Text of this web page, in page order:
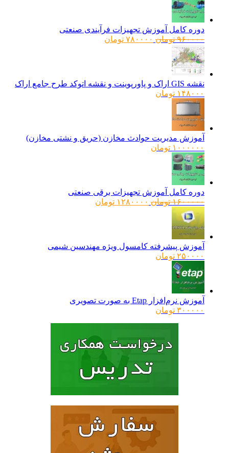
دوره کامل آموزش تجهیزات فرآیندی صنعتی
۹۶۰۰۰۰ تومانقیمت
۷۸۰۰۰۰ تومانقیمت
نقشه GIS اراک و پاورپوینت و نقشه اتوکد طرح جامع اراک
۱۴۸۰۰۰ تومان
آموزش مدیریت حوادث مخازن (حریق و نشتی مخازن)
۱۰۰۰۰۰۰ تومان
دوره کامل آموزش تجهیزات برقی صنعتی
۱۶۰۰۰۰۰ تومانقیمت
۱۲۸۰۰۰۰ تومانقیمت
آموزش پیشرفته کامسول ویژه مهندسین شیمی
۲۵۰۰۰۰ تومان
آموزش نرم‌افزار Etap به صورت تصویری
۳۰۰۰۰۰ تومان